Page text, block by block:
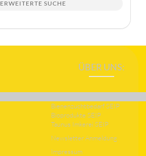
ERWEITERTE SUCHE
ÜBER UNS:
Bienenzuchtbedarf SEIP
Bioprodukte SEIP
Taunus Imkerei SEIP
Newsletter Anmeldung
Impressum